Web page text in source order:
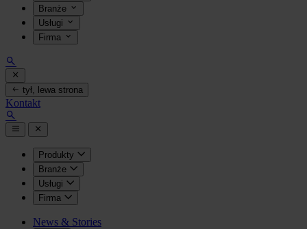
Branże
Usługi
Firma
tył, lewa strona
Kontakt
Produkty
Branże
Usługi
Firma
News & Stories